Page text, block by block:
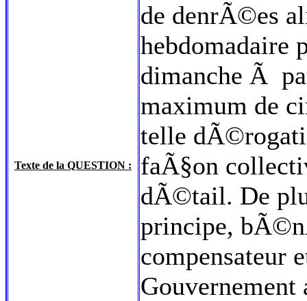
Texte de la QUESTION :
de denrÃ©es
hebdomadaire
dimanche Ã
maximum de
telle
faÃ§on
dÃ©tail. De
principe,
compensateur
Gouvernement